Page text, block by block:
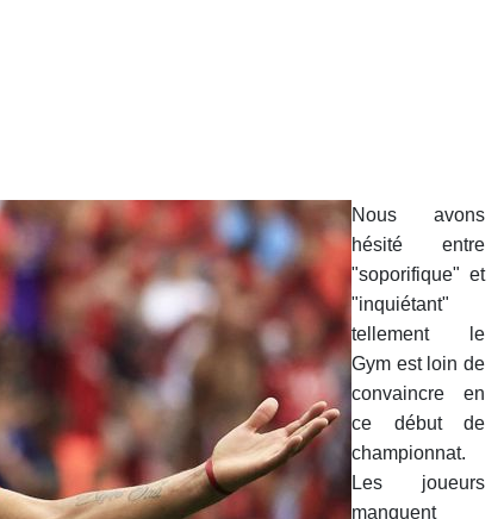
Nous avons
hésité entre
"soporifique" et
"inquiétant"
tellement le
Gym est loin de
convaincre en
ce début de
championnat.
Les joueurs
manquent